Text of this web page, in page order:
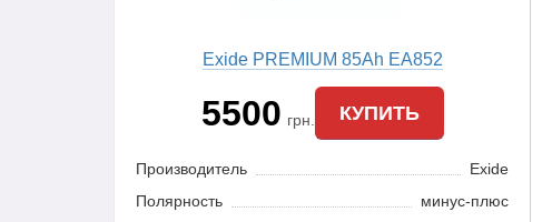
Exide PREMIUM 85Ah EA852
5500 грн. КУПИТЬ
Производитель
Exide
Полярность
минус-плюс